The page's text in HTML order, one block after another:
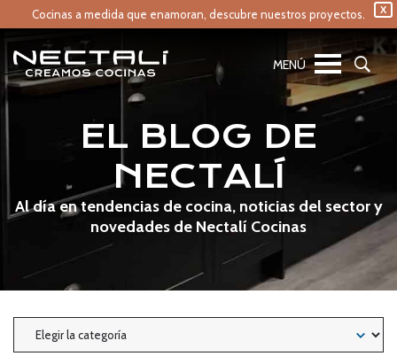
X
Cocinas a medida que enamoran, descubre nuestros proyectos.
EL BLOG DE
NECTALÍ
Al día en tendencias de cocina, noticias del sector y
novedades de Nectalí Cocinas